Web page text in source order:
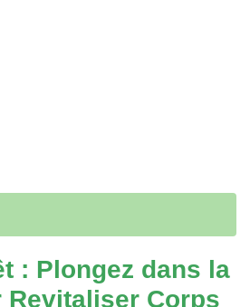
: Plongez dans la
Revitaliser Corps